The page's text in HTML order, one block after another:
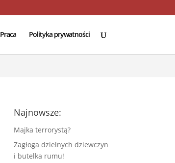
Praca Polityka prywatności
Najnowsze:
Majka terrorystą?
Zagłoga dzielnych dziewczyn
i butelka rumu!